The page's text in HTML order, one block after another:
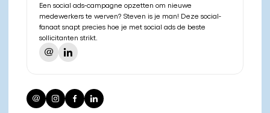
Een social ads-campagne opzetten om nieuwe
medewerkers te werven? Steven is je man! Deze social-
fanaat snapt precies hoe je met social ads de beste
sollicitanten strikt.